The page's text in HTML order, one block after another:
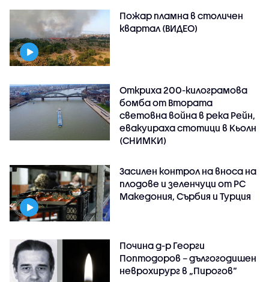
Пожар пламна в столичен
квартал (ВИДЕО)
Откриха 200-килограмова
бомба от Втората
световна война в река Рейн,
евакуираха стотици в Кьолн
(СНИМКИ)
Засилен контрол на вноса на
плодове и зеленчуци от РС
Македония, Сърбия и Турция
Почина д-р Георги
Поптодоров – дългогодишен
неврохирург в „Пирогов“